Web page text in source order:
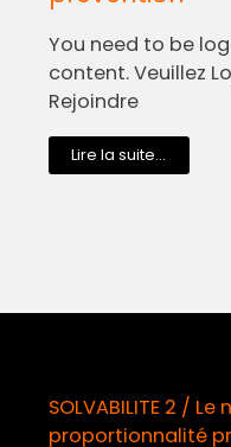
You need to be
content. Veuillez
Rejoindre
Lire la suite...
SOLVABILITE 2 /
proportionnalité